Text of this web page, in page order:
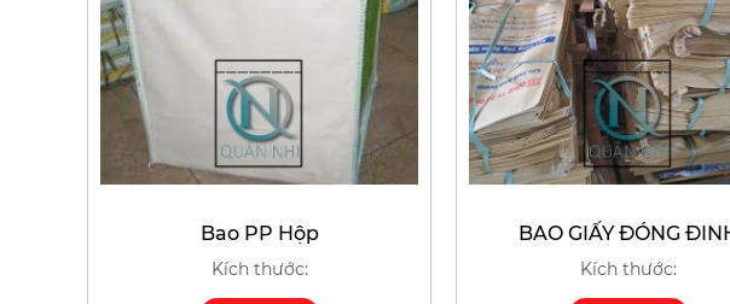
Bao PP Hộp
Kích thước:
BAO GIẤY ĐÓNG
Kích thước: